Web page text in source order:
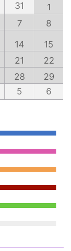
31
1
7 8
14
15
21
22
28
29
5 6